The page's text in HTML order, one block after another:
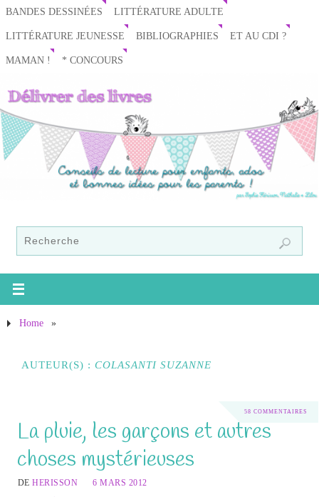
BANDES DESSINÉES LITTÉRATURE ADULTE
LITTÉRATURE JEUNESSE BIBLIOGRAPHIES ET AU CDI ?
MAMAN ! * CONCOURS
Home »
AUTEUR(S) : COLASANTI SUZANNE
58 COMMENTAIRES
La pluie, les garçons et autres
choses mystérieuses
DEHERISSON
6 MARS 2012